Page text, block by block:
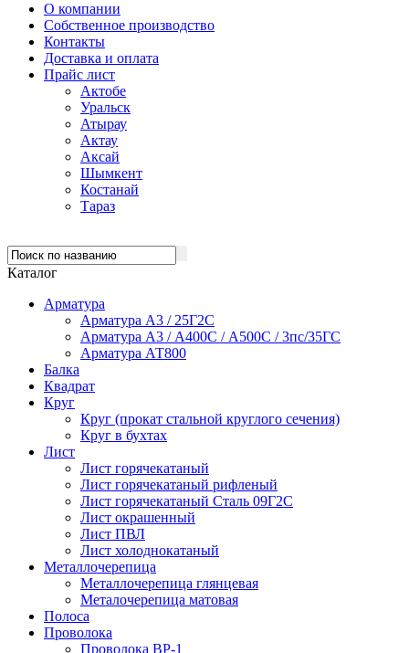
О компании
Собственное производство
Контакты
Доставка и оплата
Прайс лист
Актобе
Уральск
Атырау
Актау
Аксай
Шымкент
Костанай
Тараз
Каталог
Арматура
Арматура А3 / 25Г2С
Арматура А3 / А400С / А500С / 3пс/35ГС
Арматура АТ800
Балка
Квадрат
Круг
Круг (прокат стальной круглого сечения)
Круг в бухтах
Лист
Лист горячекатаный
Лист горячекатаный рифленый
Лист горячекатаный Сталь 09Г2С
Лист окрашенный
Лист ПВЛ
Лист холоднокатаный
Металлочерепица
Металлочерепица глянцевая
Металочерепица матовая
Полоса
Проволока
Проволока ВР-1